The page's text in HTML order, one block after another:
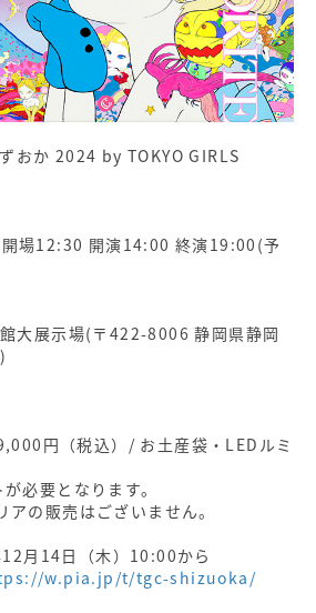
おか 2024 by TOKYO GIRLS
場12:30 開演14:00 終演19:00(予
大展示場(〒422-8006 静岡県静岡
円（税込）/ お土産袋・LEDルミ
必要となります。
の販売はございません。
12月14日（木）10:00から
w.pia.jp/t/tgc-shizuoka/